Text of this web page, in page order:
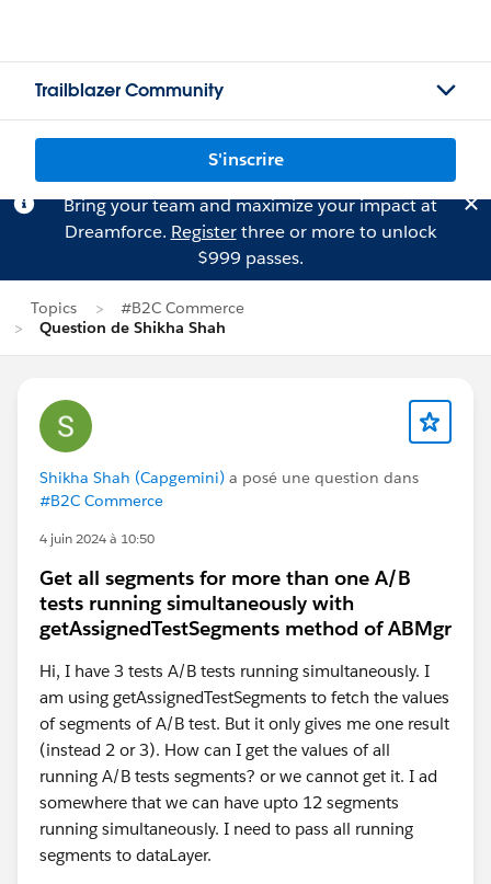
Trailblazer Community
S'inscrire
Bring your team and maximize your impact at
Dreamforce. Registerthree or more to unlock
$999 passes.
Topics
#B2C Commerce
Question de Shikha Shah
Shikha Shah (Capgemini) a posé une question dans
#B2C Commerce
4 juin 2024 à 10:50
Get all segments for more than one A/B
tests running simultaneously with
getAssignedTestSegments method of ABMgr
Hi, I have 3 tests A/B tests running simultaneously. I
am using getAssignedTestSegments to fetch the values
of segments of A/B test. But it only gives me one result
(instead 2 or 3). How can I get the values of all
running A/B tests segments? or we cannot get it. I ad
somewhere that we can have upto 12 segments
running simultaneously. I need to pass all running
segments to dataLayer.